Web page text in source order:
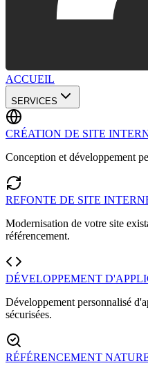
ACCUEIL
SERVICES
CRÉATION DE SITE
Conception et développement
REFONTE DE SITE
Modernisation de votre site
référencement.
DÉVELOPPEMENT
Développement personnalisé
sécurisées.
RÉFÉRENCEMENT